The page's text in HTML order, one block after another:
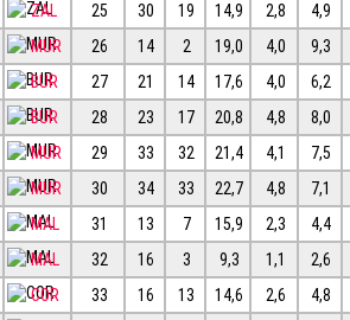
ZAL 25 30 19 14,9 2,8
4,9
MUR 26 14 2 19,0 4,0
9,3
BUR 27 21 14 17,6 4,0
6,2
BUR 28 23 17 20,8 4,8
8,0
MUR 29 33 32 21,4 4,1
7,5
MUR 30 34 33 22,7 4,8
7,1
MAL 31 13 7 15,9 2,3
4,4
MAL 32 16 3 9,3 1,1
2,6
COR 33 16 13 14,6 2,6 4,8